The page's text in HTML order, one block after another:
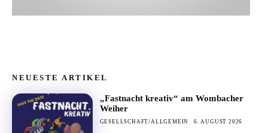
NEUESTE ARTIKEL
„Fastnacht kreativ“ am Wombacher
Weiher
GESELLSCHAFT/ALLGEMEIN 6. AUGUST 2026